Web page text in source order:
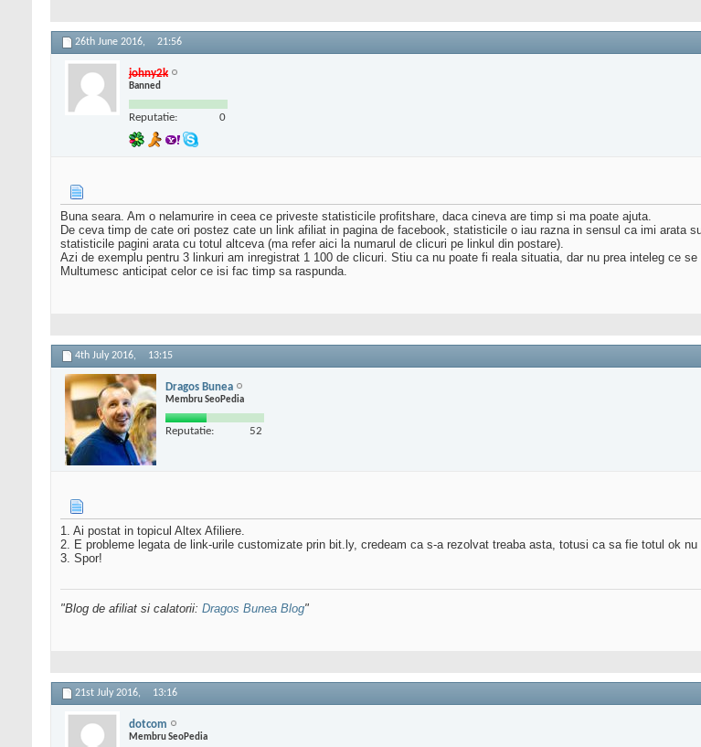
26th June 2016, 21:56
johny2k
Banned
Reputatie: 0
Buna seara. Am o nelamurire in ceea ce priveste statisticile profitshare, daca cineva are timp si ma poate ajuta.
De ceva timp de cate ori postez cate un link afiliat in pagina de facebook, statisticile o iau razna in sensul ca imi arata
statisticile pagini arata cu totul altceva (ma refer aici la numarul de clicuri pe linkul din postare).
Azi de exemplu pentru 3 linkuri am inregistrat 1 100 de clicuri. Stiu ca nu poate fi reala situatia, dar nu prea inteleg ce se
Multumesc anticipat celor ce isi fac timp sa raspunda.
4th July 2016, 13:15
Dragos Bunea
Membru SeoPedia
Reputatie: 52
1. Ai postat in topicul Altex Afiliere.
2. E probleme legata de link-urile customizate prin bit.ly, credeam ca s-a rezolvat treaba asta, totusi ca sa fie totul ok
3. Spor!
"Blog de afiliat si calatorii: Dragos Bunea Blog"
21st July 2016, 13:16
dotcom
Membru SeoPedia